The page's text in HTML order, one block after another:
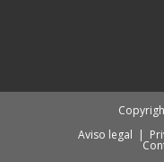
Aviso legal |